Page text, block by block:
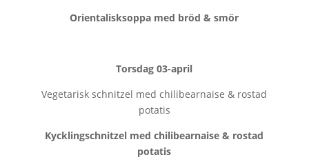
Orientalisksoppa med bröd & smör
Torsdag 03-april
Vegetarisk schnitzel med chilibearnaise & rostad
potatis
Kycklingschnitzel med chilibearnaise & rostad
potatis